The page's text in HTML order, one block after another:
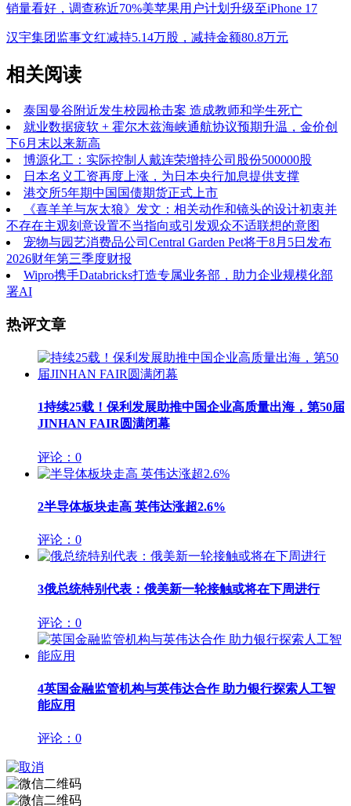
销量看好，调查称近70%美苹果用户计划升级至iPhone 17
汉宇集团监事文红减持5.14万股，减持金额80.8万元
相关阅读
泰国曼谷附近发生校园枪击案 造成教师和学生死亡
就业数据疲软 + 霍尔木兹海峡通航协议预期升温，金价创
下6月末以来新高
博源化工：实际控制人戴连荣增持公司股份500000股
日本名义工资再度上涨，为日本央行加息提供支撑
港交所5年期中国国债期货正式上市
《喜羊羊与灰太狼》发文：相关动作和镜头的设计初衷并
不存在主观刻意设置不当指向或引发观众不适联想的意图
宠物与园艺消费品公司Central Garden Pet将于8月5日发布
2026财年第三季度财报
Wipro携手Databricks打造专属业务部，助力企业规模化部
署AI
热评文章
1持续25载！保利发展助推中国企业高质量出海，第50届
JINHAN FAIR圆满闭幕
评论：0
2半导体板块走高 英伟达涨超2.6%
评论：0
3俄总统特别代表：俄美新一轮接触或将在下周进行
评论：0
4英国金融监管机构与英伟达合作 助力银行探索人工智
能应用
评论：0